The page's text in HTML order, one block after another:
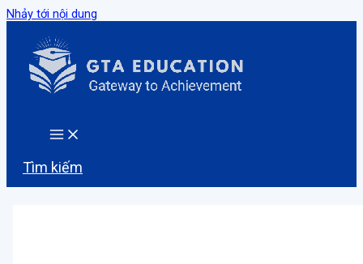
Nhảy tới nội dung
Tìm kiếm